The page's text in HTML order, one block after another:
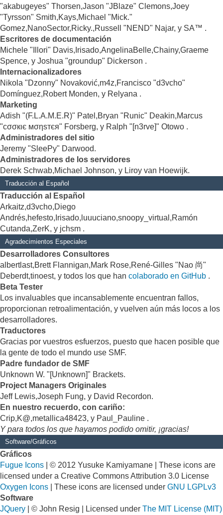
"akabugeyes" Thorsen,Jason "JBlaze" Clemons,Joey
"Tyrsson" Smith,Kays,Michael "Mick."
Gomez,NanoSector,Ricky.,Russell "NEND" Najar, y SA™ .
Escritores de documentación
Michele "Illori" Davis,Irisado,AngelinaBelle,Chainy,Graeme
Spence, y Joshua "groundup" Dickerson .
Internacionalizadores
Nikola "Dzonny" Novaković,m4z,Francisco "d3vcho"
Domínguez,Robert Monden, y Relyana .
Marketing
Adish "(F.L.A.M.E.R)" Patel,Bryan "Runic" Deakin,Marcus
"cσσкιє мσηѕтєя" Forsberg, y Ralph "[n3rve]" Otowo .
Administradores del sitio
Jeremy "SleePy" Darwood.
Administradores de los servidores
Derek Schwab,Michael Johnson, y Liroy van Hoewijk.
Traducción al Español
Traducción al Español
Arkaitz,d3vcho,Diego
Andrés,hefesto,Irisado,luuuciano,snoopy_virtual,Ramón
Cutanda,ZerK, y jchsm .
Agradecimientos Especiales
Desarrolladores Consultores
albertlast,Brett Flannigan,Mark Rose,René-Gilles "Nao 尚"
Deberdt,tinoest, y todos los que han colaborado en GitHub .
Beta Tester
Los invaluables que incansablemente encuentran fallos,
proporcionan retroalimentación, y vuelven aún más locos a los
desarrolladores.
Traductores
Gracias por vuestros esfuerzos, puesto que hacen posible que
la gente de todo el mundo use SMF.
Padre fundador de SMF
Unknown W. "[Unknown]" Brackets.
Project Managers Originales
Jeff Lewis,Joseph Fung, y David Recordon.
En nuestro recuerdo, con cariño:
Crip,K@,metallica48423, y Paul_Pauline .
Y para todos los que hayamos podido omitir, ¡gracias!
Software/Gráficos
Gráficos
Fugue Icons | © 2012 Yusuke Kamiyamane | These icons are
licensed under a Creative Commons Attribution 3.0 License
Oxygen Icons | These icons are licensed under GNU LGPLv3
Software
JQuery | © John Resig | Licensed under The MIT License (MIT)